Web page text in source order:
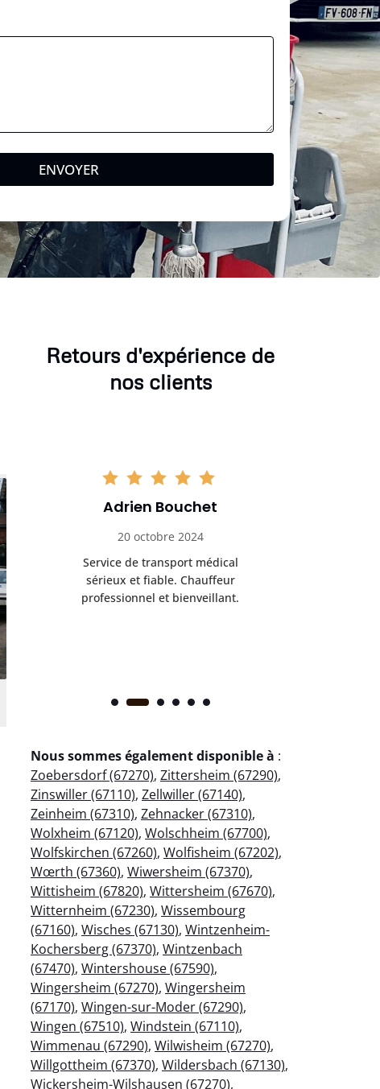
ENVOYER
Retours d'expérience de
nos clients
Adrien Bouchet
20 octobre 2024
Service de transport médical
sérieux et fiable. Chauffeur
professionnel et bienveillant.
Nous sommes également disponible à :
Zoebersdorf (67270), Zittersheim (67290),
Zinswiller (67110), Zellwiller (67140),
Zeinheim (67310), Zehnacker (67310),
Wolxheim (67120), Wolschheim (67700),
Wolfskirchen (67260), Wolfisheim (67202),
Wœrth (67360), Wiwersheim (67370),
Wittisheim (67820), Wittersheim (67670),
Witternheim (67230), Wissembourg
(67160), Wisches (67130), Wintzenheim-
Kochersberg (67370), Wintzenbach
(67470), Wintershouse (67590),
Wingersheim (67270), Wingersheim
(67170), Wingen-sur-Moder (67290),
Wingen (67510), Windstein (67110),
Wimmenau (67290), Wilwisheim (67270),
Willgottheim (67370), Wildersbach (67130),
Wickersheim-Wilshausen (67270),